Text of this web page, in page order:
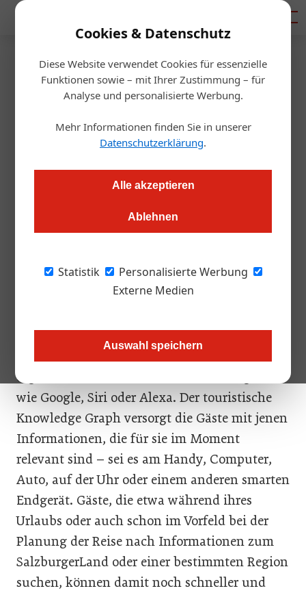
Cookies & Datenschutz
Diese Website verwendet Cookies für essenzielle
Funktionen sowie – mit Ihrer Zustimmung – für
Analyse und personalisierte Werbung.
Mehr Informationen finden Sie in unserer
Datenschutzerklärung.
Alle akzeptieren
Ablehnen
Statistik
Personalisierte Werbung
Externe Medien
Auswahl speichern
Startseite/Gastro & Hotel
SalzburgerLand Tourismus
gewinnt Staatspreis für
Digitalisierung
dafür den österreichischen Staatspreis für Digitalisierung im
Bereich „Künstliche Intelligenz“.
nicht Digital Natives: So etwas brauchen
digitale Assistenten künstlicher Intelligenz
wie Google, Siri oder Alexa. Der touristische
Knowledge Graph versorgt die Gäste mit jenen
Informationen, die für sie im Moment
relevant sind – sei es am Handy, Computer,
Auto, auf der Uhr oder einem anderen smarten
Endgerät. Gäste, die etwa während ihres
Urlaubs oder auch schon im Vorfeld bei der
Planung der Reise nach Informationen zum
SalzburgerLand oder einer bestimmten Region
suchen, können damit noch schneller und